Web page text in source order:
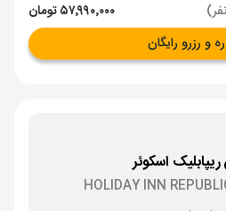
۵۷٬۹۹۰٬۰۰۰ تومان
و رزرو رایگان
اسکوئر
HOLIDAY INN